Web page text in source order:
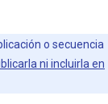
o secuencia
ni incluirla en